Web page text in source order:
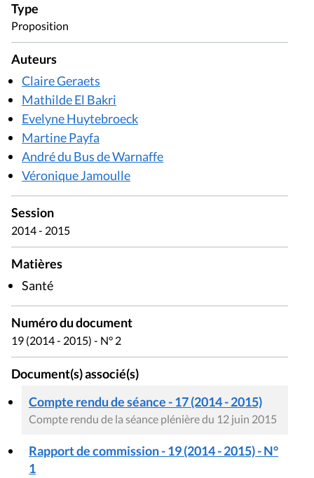
Type
Proposition
Auteurs
Claire Geraets
Mathilde El Bakri
Evelyne Huytebroeck
Martine Payfa
André du Bus de Warnaffe
Véronique Jamoulle
Session
2014 - 2015
Matières
Santé
Numéro du document
19 (2014 - 2015) - N° 2
Document(s) associé(s)
Compte rendu de séance - 17 (2014 - 2015)
Compte rendu de la séance plénière du 12 juin 2015
Rapport de commission - 19 (2014 - 2015) - N°
1